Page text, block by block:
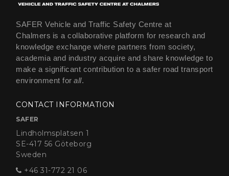
SAFER Vehicle and Traffic Safety Centre at
Chalmers is a collaborative platform for research and
knowledge exchange where partners from society,
academia and industry acquire and share knowledge to
make a significant contribution to a safer road transport
environment for all.
CONTACT INFORMATION
SAFER
Lindholmsplatsen 1
SE-417 56 Göteborg
Sweden
+46 31-772 21 06